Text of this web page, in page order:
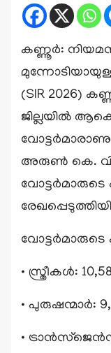
കണ്ണൂർ:
(SIR 2026)
ജില്ലയിൽ ആകെ
അരുൺ കെ.
• സ്ത്രീകൾ:
• പുരുഷന്മാർ:
•